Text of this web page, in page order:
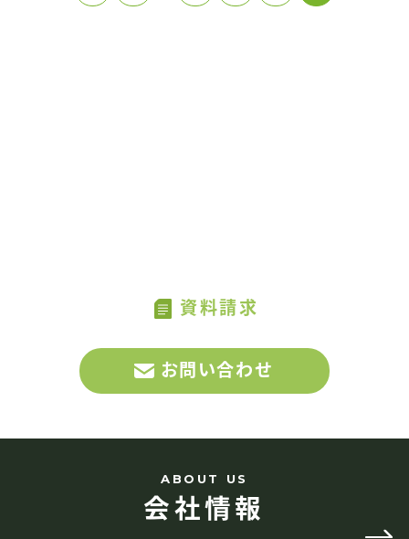
US
資料請求
お問い合わせ
ABOUT US
会社情報